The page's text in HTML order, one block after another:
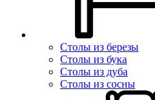
Столы из березы
Столы из бука
Столы из дуба
Столы из сосны